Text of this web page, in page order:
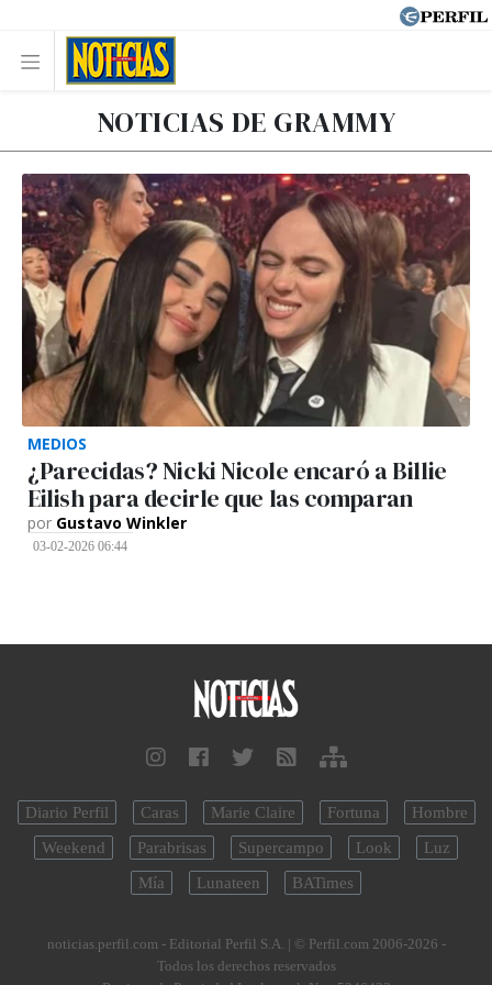
NOTICIAS DE GRAMMY
MEDIOS
¿Parecidas? Nicki Nicole encaró a Billie
Eilish para decirle que las comparan
por Gustavo Winkler
03-02-2026 06:44
Diario Perfil Caras Marie Claire Fortuna
Hombre
Weekend
Parabrisas Supercampo Look
Luz
Mía
Lunateen BATimes
noticias.perfil.com - Editorial Perfil S.A. | © Perfil.com 2006-2026 -
Todos los derechos reservados